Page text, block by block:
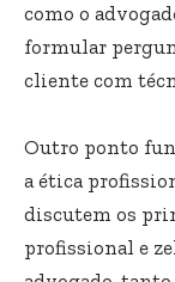
como o
formular
cliente com
Outro ponto
a ética
discutem os
profissional e